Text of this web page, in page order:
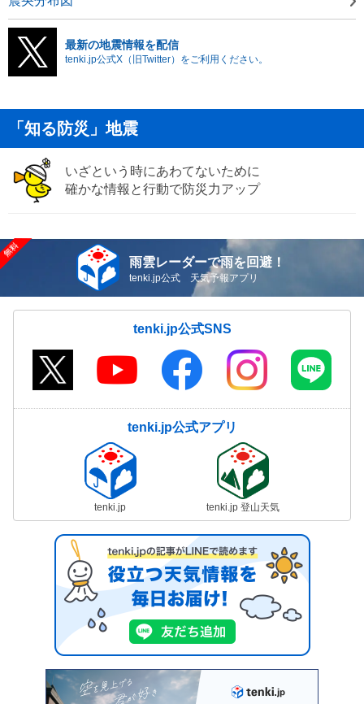
最新の地震情報を配信
tenki.jp公式X（旧Twitter）をご利用ください。
「知る防災」地震
いざという時にあわてないために
確かな情報と行動で防災力アップ
雨雲レーダーで雨を回避！
tenki.jp公式 天気予報アプリ
tenki.jp公式SNS
tenki.jp公式アプリ
tenki.jp tenki.jp 登山天気